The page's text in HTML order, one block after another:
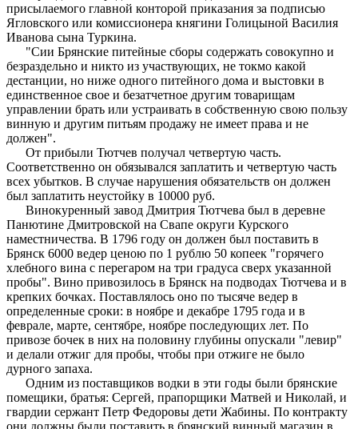
присылаемого главной конторой приказания за подписью
Ягловского или комиссионера княгини Голицыной Василия
Иванова сына Туркина.
"Сии Брянские питейные сборы содержать совокупно и
безраздельно и никто из участвующих, не токмо какой
дестанции, но ниже одного питейного дома и выстовки в
единственное свое и безатчетное другим товарищам
управлении брать или устраивать в собственную свою пользу
винную и другим питьям продажу не имеет права и не
должен".
От прибыли Тютчев получал четвертую часть.
Соответственно он обязывался заплатить и четвертую часть
всех убытков. В случае нарушения обязательств он должен
был заплатить неустойку в 10000 руб.
Винокуренный завод Дмитрия Тютчева был в деревне
Панютине Дмитровской на Свапе округи Курского
наместничества. В 1796 году он должен был поставить в
Брянск 6000 ведер ценою по 1 рублю 50 копеек "горячего
хлебного вина с перегаром на три градуса сверх указанной
пробы". Вино привозилось в Брянск на подводах Тютчева и в
крепких бочках. Поставлялось оно по тысяче ведер в
определенные сроки: в ноябре и декабре 1795 года и в
феврале, марте, сентябре, ноябре последующих лет. По
привозе бочек в них на половину глубины опускали "левир"
и делали отжиг для пробы, чтобы при отжиге не было
дурного запаха.
Одним из поставщиков водки в эти годы были брянские
помещики, братья: Сергей, прапорщики Матвей и Николай, и
гвардии сержант Петр Федоровы дети Жабины. По контракту